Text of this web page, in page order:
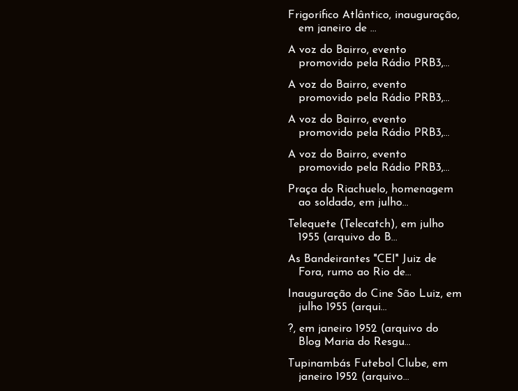
Frigorífico Atlântico, inauguração,
em janeiro de ...
A voz do Bairro, evento
promovido pela Rádio PRB3,...
A voz do Bairro, evento
promovido pela Rádio PRB3,...
A voz do Bairro, evento
promovido pela Rádio PRB3,...
A voz do Bairro, evento
promovido pela Rádio PRB3,...
Praça do Riachuelo, homenagem
ao soldado, em julho...
Telequete (Telecatch), em julho
1955 (arquivo do B...
As Bandeirantes "CEI" Juiz de
Fora, rumo ao Rio de...
Inauguração do Cine São Luiz, em
julho 1955 (arqui...
?, em janeiro 1952 (arquivo do
Blog Maria do Resgu...
Tupinambás Futebol Clube, em
janeiro 1952 (arquivo...